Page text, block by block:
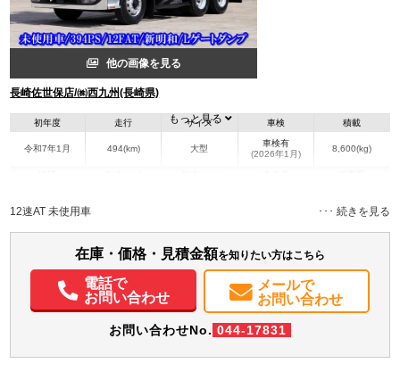
他の画像を見る
長崎佐世保店/㈱西九州(長崎県)
初年度
令和7年1月
走行
494(km)
サイズ
大型
車検
車検有
(2026年1月)
積載
8,600(kg)
長崎県 無
装備情報
エアコン パワステ パワーウィンドウ ABS
電動格納ミラー
もっと見る
12速AT 未使用車
在庫・価格・見積金額を知りたい方はこちら
電話で
お問い合わせ
メールで
お問い合わせ
お問い合わせNo. 044-17831